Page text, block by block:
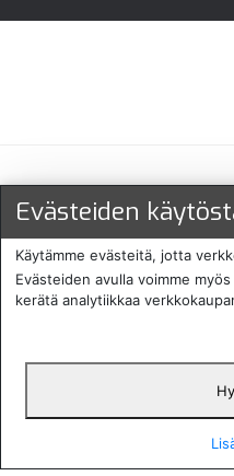
Maksu- ja
Protecomp
Copyright
Evästeiden
Käytämme evästeitä, jotta
Evästeiden avulla voimme
kerätä analytiikkaa